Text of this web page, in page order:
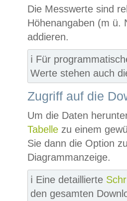
Die Messwerte sind
Höhenangaben (m ü.
addieren.
ℹ️ Für
Werte stehen auch
Zugriff auf die
Um die Daten
Tabelle zu einem
Sie dann die Option
Diagrammanzeige.
ℹ️ Eine detaillierte
den gesamten